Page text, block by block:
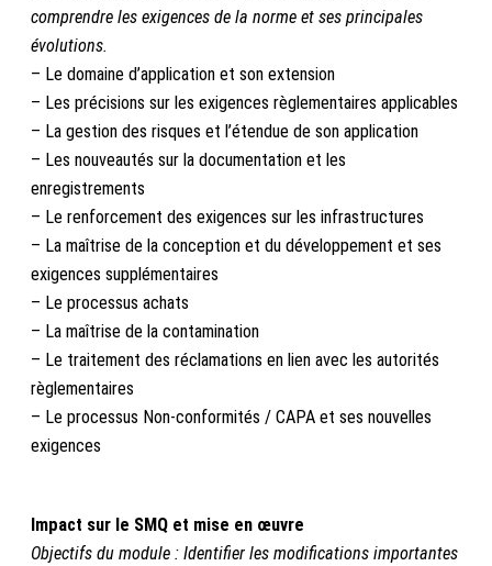
comprendre les exigences de la norme et ses principales
évolutions.
– Le domaine d’application et son extension
– Les précisions sur les exigences règlementaires applicables
– La gestion des risques et l’étendue de son application
– Les nouveautés sur la documentation et les
enregistrements
– Le renforcement des exigences sur les infrastructures
– La maîtrise de la conception et du développement et ses
exigences supplémentaires
– Le processus achats
– La maîtrise de la contamination
– Le traitement des réclamations en lien avec les autorités
règlementaires
– Le processus Non-conformités / CAPA et ses nouvelles
exigences
Impact sur le SMQ et mise en œuvre
Objectifs du module : Identifier les modifications importantes